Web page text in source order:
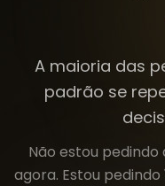
A maioria das
padrão se
Não estou pedindo
agora. Estou pedindo